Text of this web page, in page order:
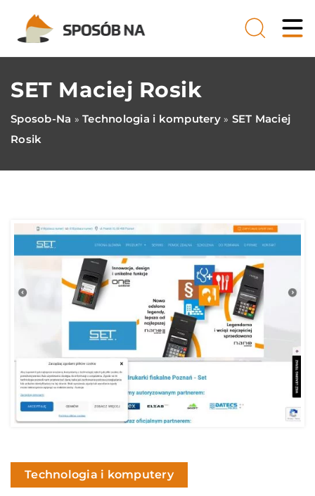
SET Maciej Rosik
Sposob-Na » Technologia i komputery» SET Maciej
Rosik
Technologia i komputery